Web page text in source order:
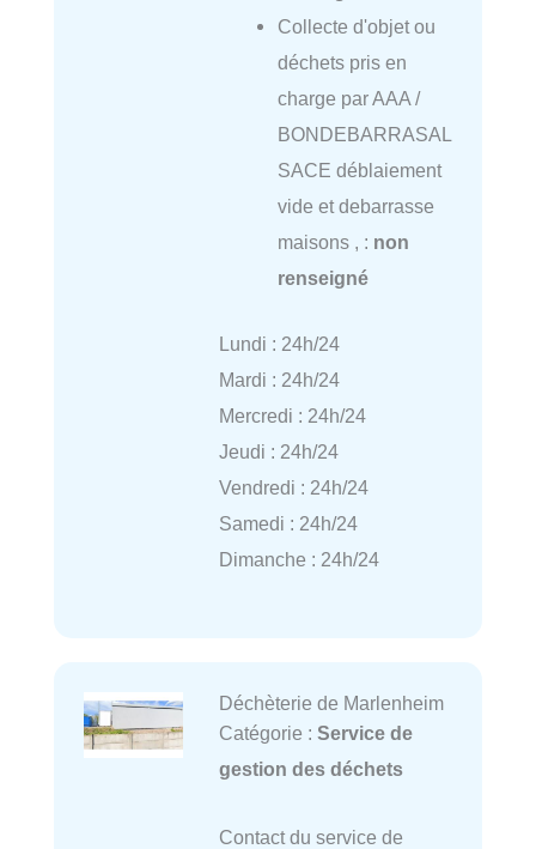
Collecte d'objet ou
déchets pris en
charge par AAA /
BONDEBARRASAL
SACE déblaiement
vide et debarrasse
maisons , : non
renseigné
Lundi : 24h/24
Mardi : 24h/24
Mercredi : 24h/24
Jeudi : 24h/24
Vendredi : 24h/24
Samedi : 24h/24
Dimanche : 24h/24
Déchèterie de Marlenheim
Catégorie : Service de
gestion des déchets
Contact du service de